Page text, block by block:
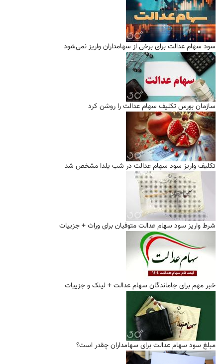
سود سهام عدالت برای برخی از سهامداران واریز نمی‌شود
سازمان بورس تکلیف سهام عدالت را روشن کرد
تکلیف واریز سود سهام عدالت در شب یلدا مشخص شد
شرط واریز سود سهام عدالت متوفیان برای وراث + جزییات
خبر مهم برای جاماندگان سهام عدالت + لینک و جزییات
مبلغ سود سهام عدالت برای سهامداران چقدر است؟